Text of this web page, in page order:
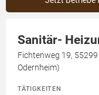
Sanitär-
Fichtenweg 19,
Odernheim)
TÄTIGKEITEN